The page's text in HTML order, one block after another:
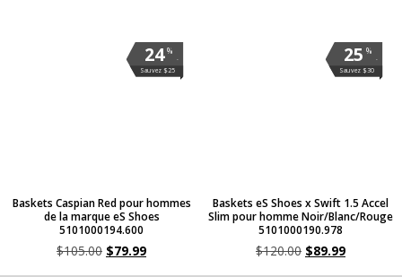
%
.
24
Sauvez $25
Baskets Caspian Red pour hommes
de la marque eS Shoes
5101000194.600
$105.00 $79.99
%
.
25
Sauvez $30
Baskets eS Shoes x Swift 1.5 Accel
Slim pour homme Noir/Blanc/Rouge
5101000190.978
$120.00 $89.99